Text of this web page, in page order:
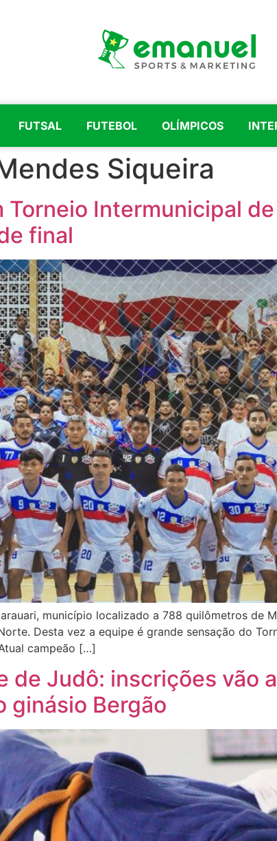
FUTSAL FUTEBOL OLÍMPICOS
Siqueira
Torneio Intermunicipal
final
município localizado a 788 quilômetros de
Desta vez a equipe é grande sensação do
campeão […]
de Judô: inscrições vão
ginásio Bergão